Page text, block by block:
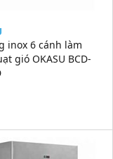
inox 6 cánh làm
gió OKASU BCD-